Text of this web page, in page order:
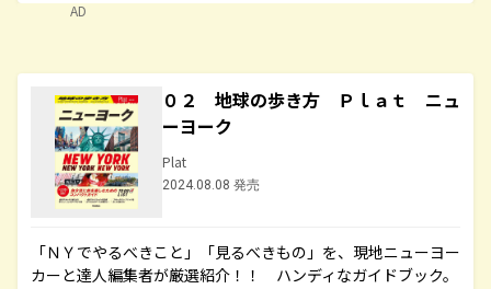
AD
０２ 地球の歩き方 Ｐｌａｔ ニュ
ーヨーク
Plat
2024.08.08 発売
「ＮＹでやるべきこと」「見るべきもの」を、現地ニューヨー
カーと達人編集者が厳選紹介！！ ハンディなガイドブック。